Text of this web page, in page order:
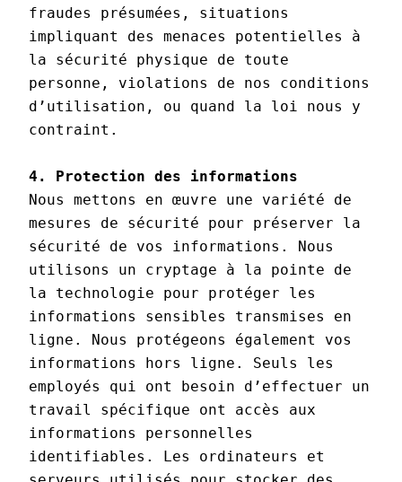
fraudes présumées, situations
impliquant des menaces potentielles à
la sécurité physique de toute
personne, violations de nos conditions
d’utilisation, ou quand la loi nous y
contraint.
4. Protection des informations
Nous mettons en œuvre une variété de
mesures de sécurité pour préserver la
sécurité de vos informations. Nous
utilisons un cryptage à la pointe de
la technologie pour protéger les
informations sensibles transmises en
ligne. Nous protégeons également vos
informations hors ligne. Seuls les
employés qui ont besoin d’effectuer un
travail spécifique ont accès aux
informations personnelles
identifiables. Les ordinateurs et